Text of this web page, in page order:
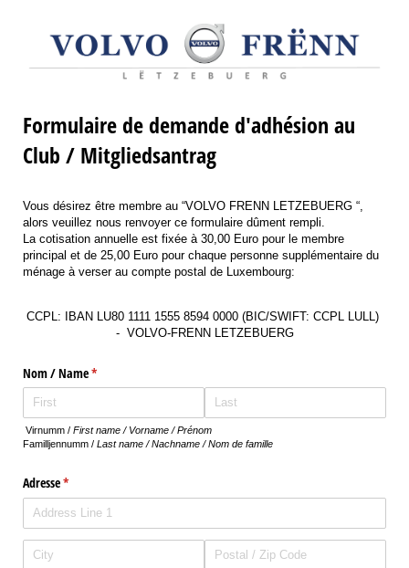
Formulaire de demande d'adhésion au
Club / Mitgliedsantrag
Vous désirez être membre au “VOLVO FRENN LETZEBUERG “,
alors veuillez nous renvoyer ce formulaire dûment rempli.
La cotisation annuelle est fixée à 30,00 Euro pour le membre
principal et de 25,00 Euro pour chaque personne supplémentaire du
ménage à verser au compte postal de Luxembourg:
CCPL: IBAN LU80 1111 1555 8594 0000 (BIC/SWIFT: CCPL LULL)
- VOLVO-FRENN LETZEBUERG
Nom /​ Name*
(required)
Virnumm / First name / Vorname / Prénom
Familljennumm / Last name / Nachname / Nom de famille
Adresse*
(required)